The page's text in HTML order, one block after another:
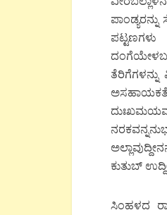
ಕುತುಬ್
ಸಿಂಹಳದ